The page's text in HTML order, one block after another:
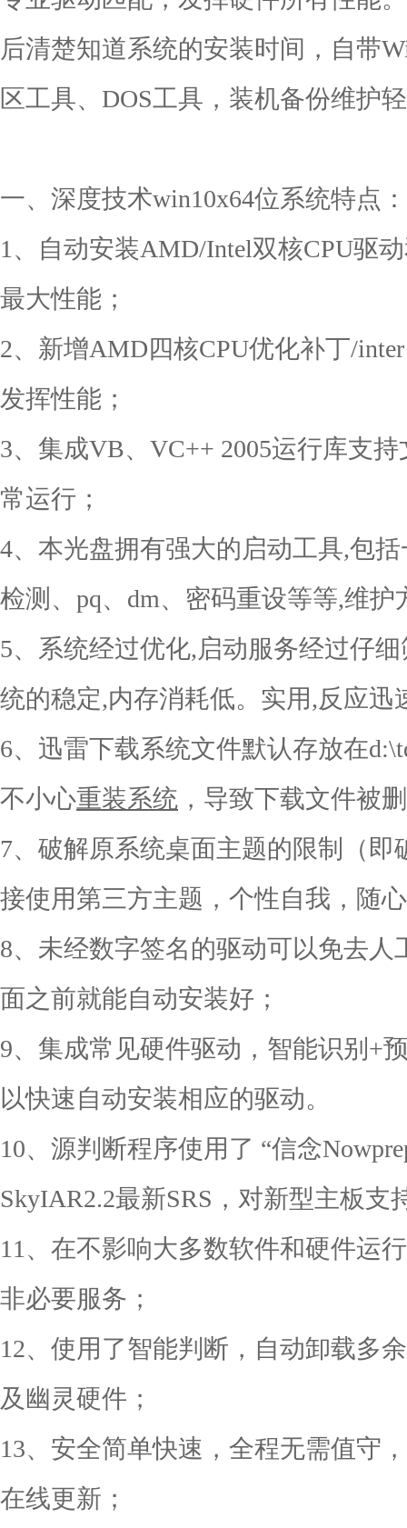
后清楚知道系统的安装时间，自带
区工具、DOS工具，装机备份维护
一、深度技术win10x64位系统特点：
1、自动安装AMD/Intel双核CPU驱
最大性能；
2、新增AMD四核CPU优化补丁/
发挥性能；
3、集成VB、VC++ 2005运行库支
常运行；
4、本光盘拥有强大的启动工具,包
检测、pq、dm、密码重设等等,维
5、系统经过优化,启动服务经过仔
统的稳定,内存消耗低。实用,反应
6、迅雷下载系统文件默认存放在
不小心重装系统 ，导致下载文件被
7、破解原系统桌面主题的限制（即
接使用第三方主题，个性自我，随
8、未经数字签名的驱动可以免去
面之前就能自动安装好；
9、集成常见硬件驱动，智能识别+
以快速自动安装相应的驱动。
10、源判断程序使用了 “信念
SkyIAR2.2最新SRS，对新型主板支
11、在不影响大多数软件和硬件运
非必要服务；
12、使用了智能判断，自动卸载多
及幽灵硬件；
13、安全简单快速，全程无需值守
在线更新；